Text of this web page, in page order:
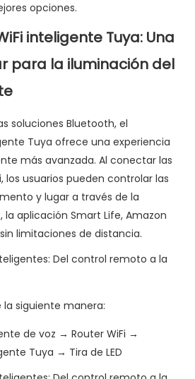
opciones.
inteligente Tuya: Una
para la iluminación del
soluciones Bluetooth, el
Tuya ofrece una experiencia
más avanzada. Al conectar las
los usuarios pueden controlar las
y lugar a través de la
aplicación Smart Life, Amazon
limitaciones de distancia.
siguiente manera:
de voz → Router WiFi →
Tuya → Tira de LED